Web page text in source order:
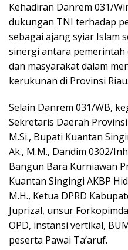
Kehadiran Danrem 031/
dukungan TNI terhadap
sebagai ajang syiar Islam
sinergi antara pemerintah
dan masyarakat dalam
kerukunan di Provinsi Riau.
Selain Danrem 031/WB,
Sekretaris Daerah Provinsi
M.Si., Bupati Kuantan
Ak., M.M., Dandim 0302/
Bangun Bara Kurniawan
Kuantan Singingi AKBP
M.H., Ketua DPRD
Juprizal, unsur
OPD, instansi vertikal,
peserta Pawai Ta’aruf.